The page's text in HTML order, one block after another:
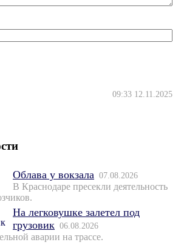
09:33 12.11.2025
Облава у вокзала 07.08.2026
В Краснодаре пресекли деятельность
На легковушке залетел под
грузовик 06.08.2026
аварии на трассе.